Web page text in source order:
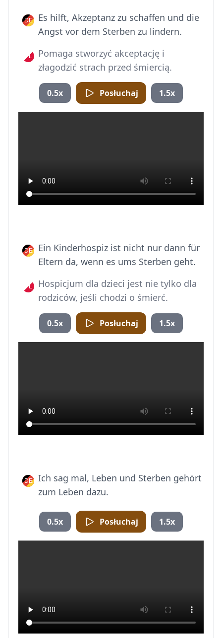
Es hilft, Akzeptanz zu schaffen und die
Angst vor dem Sterben zu lindern.
Pomaga stworzyć akceptację i
złagodzić strach przed śmiercią.
0.5x Posłuchaj 1.5x
Ein Kinderhospiz ist nicht nur dann für
Eltern da, wenn es ums Sterben geht.
Hospicjum dla dzieci jest nie tylko dla
rodziców, jeśli chodzi o śmierć.
0.5x Posłuchaj 1.5x
Ich sag mal, Leben und Sterben gehört
zum Leben dazu.
0.5x Posłuchaj 1.5x